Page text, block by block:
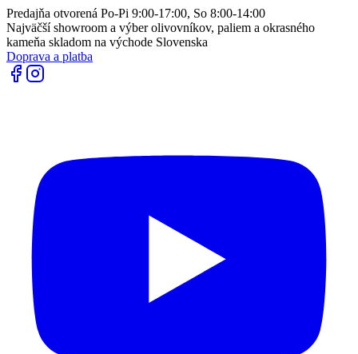
Predajňa otvorená Po-Pi 9:00-17:00, So 8:00-14:00
Najväčší showroom a výber olivovníkov, paliem a okrasného
kameňa skladom na východe Slovenska
Doprava a platba